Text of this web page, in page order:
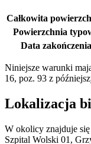
Całkowita
Powierzchnia
Data
Niniejsze warunki
16, poz. 93 z
Lokalizacja
W okolicy znajduje
Szpital Wolski 01,